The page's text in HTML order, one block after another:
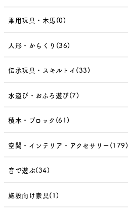
乗用玩具・木馬(0)
人形・からくり(36)
伝承玩具・スキルトイ(33)
水遊び・おふろ遊び(7)
積木・ブロック(61)
空間・インテリア・アクセサリー(179)
音で遊ぶ(34)
施設向け家具(1)